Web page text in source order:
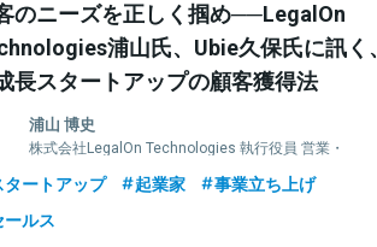
のニーズを正しく掴め──LegalOn
浦山氏、Ubie久保氏に訊く、
長スタートアップの顧客獲得法
浦山 博史
株式会社LegalOn Technologies 執行役員 営業・
マーケティング本部長
タートアップ 起業家
事業立ち上げ
ールス